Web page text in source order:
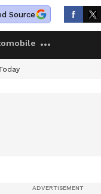
Source
ഉന്നതതല യോഗം